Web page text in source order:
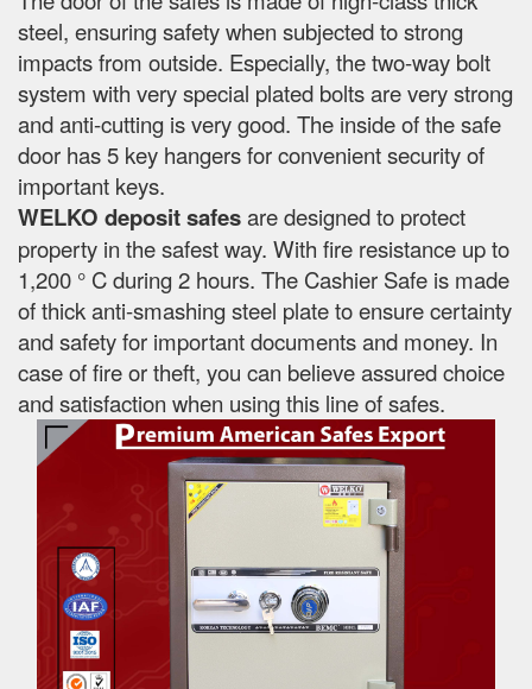
steel, ensuring safety when subjected to strong
impacts from outside. Especially, the two-way bolt
system with very special plated bolts are very strong
and anti-cutting is very good. The inside of the safe
door has 5 key hangers for convenient security of
important keys.
WELKO deposit safesare designed to protect
property in the safest way. With fire resistance up to
1,200 ° C during 2 hours. The Cashier Safe is made
of thick anti-smashing steel plate to ensure certainty
and safety for important documents and money. In
case of fire or theft, you can believe assured choice
and satisfaction when using this line of safes.